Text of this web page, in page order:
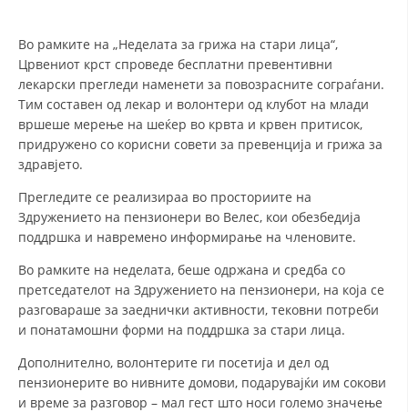
КОНТАКТ ИНФОРМАЦИИ
ЧЛЕНСТВО ВО ПРОФЕСИОНАЛНИ ТЕЛА
ЗАКОН ЗА ЦКРМ
ОРГАНИЗАЦИЈА И РАЗВОЈ
РАКОВОДЕН ОДБОР
СОБРАНИЕ
СТРУКТУРА И ОРГАНИЗАЦИОНА ПОСТАВЕНОСТ
Во рамките на „Неделата за грижа на стари лица“,
Црвениот крст спроведе бесплатни превентивни
лекарски прегледи наменети за повозрасните сограѓани.
Тим составен од лекар и волонтери од клубот на млади
вршеше мерење на шеќер во крвта и крвен притисок,
придружено со корисни совети за превенција и грижа за
здравјето.
Прегледите се реализираа во просториите на
Здружението на пензионери во Велес, кои обезбедија
поддршка и навремено информирање на членовите.
Во рамките на неделата, беше одржана и средба со
претседателот на Здружението на пензионери, на која се
разговараше за заеднички активности, тековни потреби
и понатамошни форми на поддршка за стари лица.
Дополнително, волонтерите ги посетија и дел од
пензионерите во нивните домови, подарувајќи им сокови
и време за разговор – мал гест што носи големо значење